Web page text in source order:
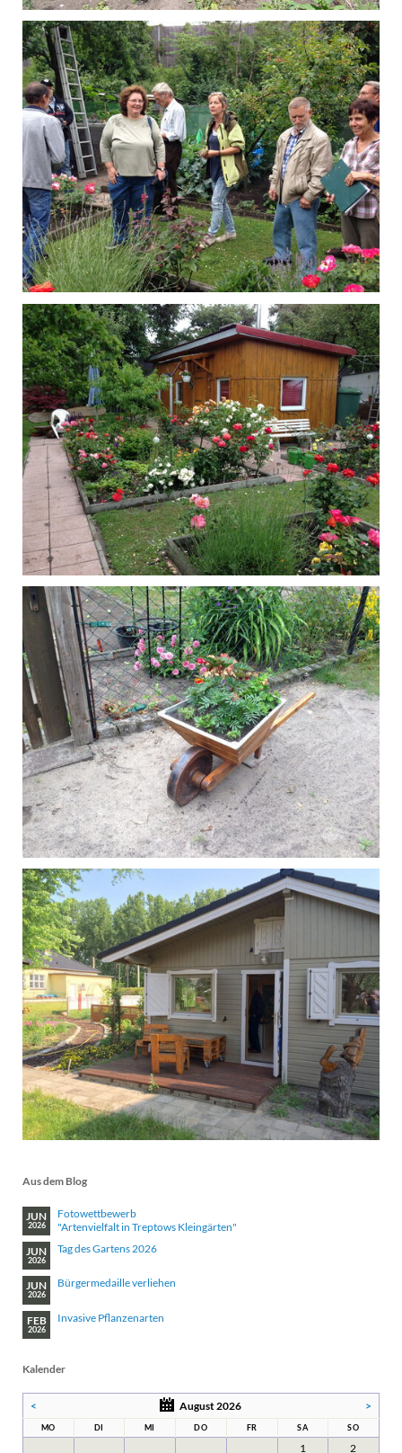
Aus dem Blog
JUN
2026
Fotowettbewerb
"Artenvielfalt in Treptows Kleingärten"
JUN
2026
Tag des Gartens 2026
JUN
2026
Bürgermedaille verliehen
FEB
2026
Invasive Pflanzenarten
Kalender
< August 2026 >
MO DI MI DO FR SA SO
1 2